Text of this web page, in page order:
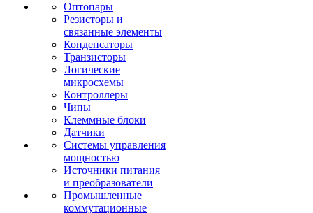
Оптопары
Резисторы и
связанные элементы
Конденсаторы
Транзисторы
Логические
микросхемы
Контроллеры
Чипы
Клеммные блоки
Датчики
Системы управления
мощностью
Источники питания
и преобразователи
Промышленные
коммутационные